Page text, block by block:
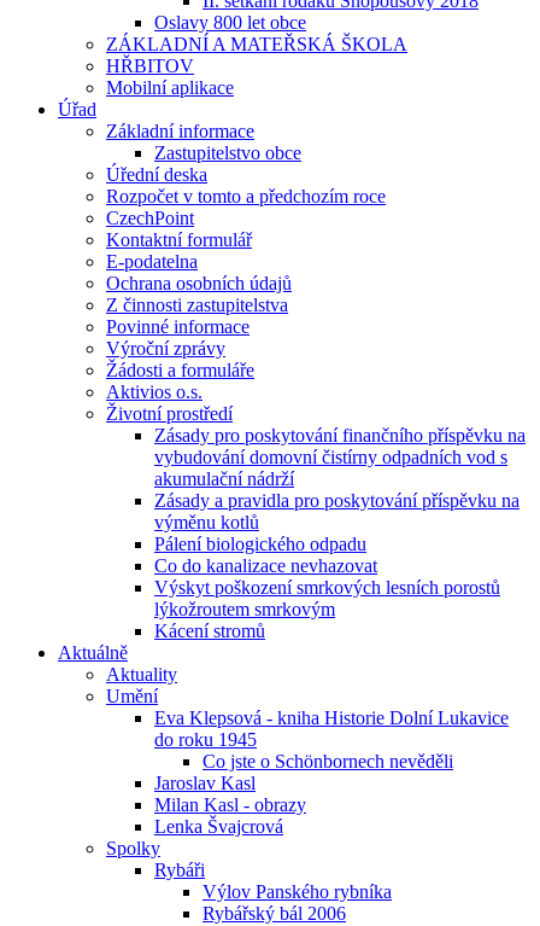
Oslavy 800 let obce
ZÁKLADNÍ A MATEŘSKÁ ŠKOLA
HŘBITOV
Mobilní aplikace
Úřad
Základní informace
Zastupitelstvo obce
Úřední deska
Rozpočet v tomto a předchozím roce
CzechPoint
Kontaktní formulář
E-podatelna
Ochrana osobních údajů
Z činnosti zastupitelstva
Povinné informace
Výroční zprávy
Žádosti a formuláře
Aktivios o.s.
Životní prostředí
Zásady pro poskytování finančního příspěvku na
vybudování domovní čistírny odpadních vod s
akumulační nádrží
Zásady a pravidla pro poskytování příspěvku na
výměnu kotlů
Pálení biologického odpadu
Co do kanalizace nevhazovat
Výskyt poškození smrkových lesních porostů
lýkožroutem smrkovým
Kácení stromů
Aktuálně
Aktuality
Umění
Eva Klepsová - kniha Historie Dolní Lukavice
do roku 1945
Co jste o Schönbornech nevěděli
Jaroslav Kasl
Milan Kasl - obrazy
Lenka Švajcrová
Spolky
Rybáři
Výlov Panského rybníka
Rybářský bál 2006